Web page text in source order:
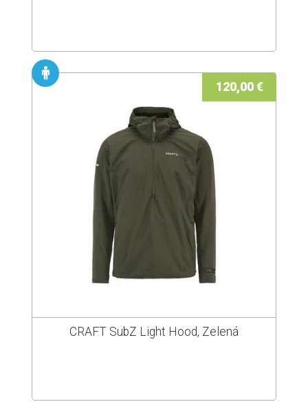
120,00 €
CRAFT SubZ Light Hood, Zelená